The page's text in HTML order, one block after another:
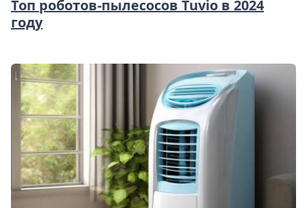
Топ роботов-пылесосов Tuvio в 2024
году